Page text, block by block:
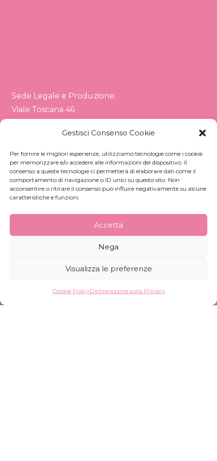
Gestisci Consenso Cookie
Per fornire le migliori esperienze, utilizziamo tecnologie come i cookie
per memorizzare e/o accedere alle informazioni del dispositivo. Il
consenso a queste tecnologie ci permetterà di elaborare dati come il
comportamento di navigazione o ID unici su questo sito. Non
acconsentire o ritirare il consenso può influire negativamente su alcune
caratteristiche e funzioni.
Accetta
Nega
Visualizza le preferenze
Cookie PolicyDichiarazione sulla Privacy
Sede Legale e Produzione:
Viale Toscana 46
Via Sardegna 26
20072 Pieve Emanuele (MI)
+39 02 82 57 820
© Pink Frogs Cosmetics S.r.l. Società Benefit –